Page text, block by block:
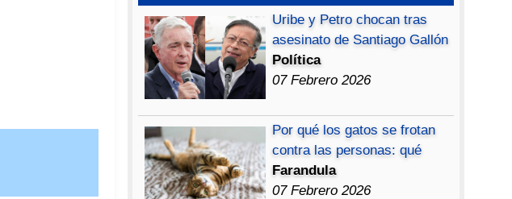
Uribe y Petro chocan tras
asesinato de Santiago Gallón
Política
07 Febrero 2026
Por qué los gatos se frotan
contra las personas: qué
Farandula
07 Febrero 2026